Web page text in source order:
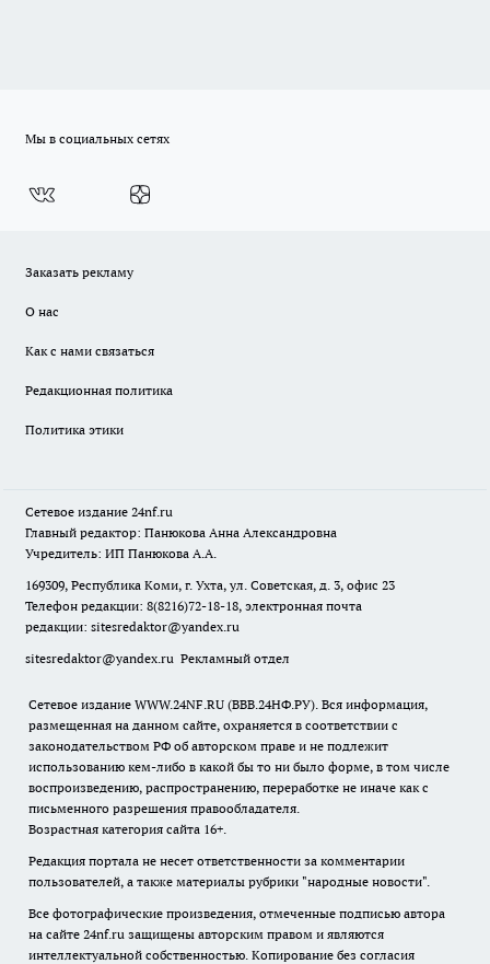
Мы в социальных сетях
Заказать рекламу
О нас
Как с нами связаться
Редакционная политика
Политика этики
Сетевое издание 24nf.ru
Главный редактор: Панюкова Анна Александровна
Учредитель: ИП Панюкова А.А.
169309, Республика Коми, г. Ухта, ул. Советская, д. 3, офис 23
Телефон редакции: 8(8216)72-18-18, электронная почта
редакции: sitesredaktor@yandex.ru
sitesredaktor@yandex.ru Рекламный отдел
Сетевое издание WWW.24NF.RU (ВВВ.24НФ.РУ). Вся информация,
размещенная на данном сайте, охраняется в соответствии с
законодательством РФ об авторском праве и не подлежит
использованию кем-либо в какой бы то ни было форме, в том числе
воспроизведению, распространению, переработке не иначе как с
письменного разрешения правообладателя.
Возрастная категория сайта 16+.
Редакция портала не несет ответственности за комментарии
пользователей, а также материалы рубрики "народные новости".
Все фотографические произведения, отмеченные подписью автора
на сайте 24nf.ru защищены авторским правом и являются
интеллектуальной собственностью. Копирование без согласия